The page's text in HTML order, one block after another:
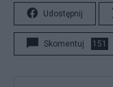
Udostępnij
Skomentuj 151